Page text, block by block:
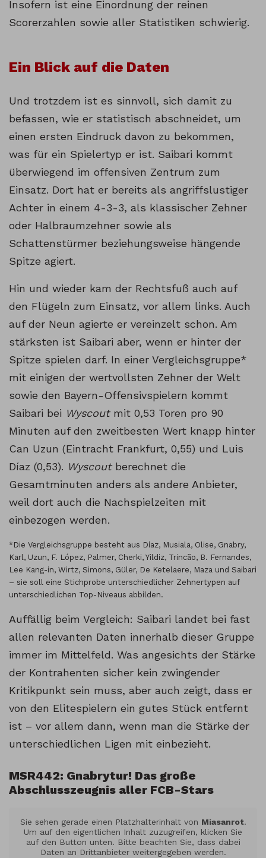
Insofern ist eine Einordnung der reinen
Scorerzahlen sowie aller Statistiken schwierig.
Ein Blick auf die Daten
Und trotzdem ist es sinnvoll, sich damit zu
befassen, wie er statistisch abschneidet, um
einen ersten Eindruck davon zu bekommen,
was für ein Spielertyp er ist. Saibari kommt
überwiegend im offensiven Zentrum zum
Einsatz. Dort hat er bereits als angriffslustiger
Achter in einem 4-3-3, als klassischer Zehner
oder Halbraumzehner sowie als
Schattenstürmer beziehungsweise hängende
Spitze agiert.
Hin und wieder kam der Rechtsfuß auch auf
den Flügeln zum Einsatz, vor allem links. Auch
auf der Neun agierte er vereinzelt schon. Am
stärksten ist Saibari aber, wenn er hinter der
Spitze spielen darf. In einer Vergleichsgruppe*
mit einigen der wertvollsten Zehner der Welt
sowie den Bayern-Offensivspielern kommt
Saibari bei Wyscoutmit 0,53 Toren pro 90
Minuten auf den zweitbesten Wert knapp hinter
Can Uzun (Eintracht Frankfurt, 0,55) und Luis
Díaz (0,53). Wyscoutberechnet die
Gesamtminuten anders als andere Anbieter,
weil dort auch die Nachspielzeiten mit
einbezogen werden.
*Die Vergleichsgruppe besteht aus Díaz, Musiala, Olise, Gnabry,
Karl, Uzun, F. López, Palmer, Cherki, Yildiz, Trincão, B. Fernandes,
Lee Kang-in, Wirtz, Simons, Güler, De Ketelaere, Maza und Saibari
– sie soll eine Stichprobe unterschiedlicher Zehnertypen auf
unterschiedlichen Top-Niveaus abbilden.
Auffällig beim Vergleich: Saibari landet bei fast
allen relevanten Daten innerhalb dieser Gruppe
immer im Mittelfeld. Was angesichts der Stärke
der Kontrahenten sicher kein zwingender
Kritikpunkt sein muss, aber auch zeigt, dass er
von den Elitespielern ein gutes Stück entfernt
ist – vor allem dann, wenn man die Stärke der
unterschiedlichen Ligen mit einbezieht.
MSR442: Gnabrytur! Das große
Abschlusszeugnis aller FCB-Stars
Sie sehen gerade einen Platzhalterinhalt von Miasanrot.
Um auf den eigentlichen Inhalt zuzugreifen, klicken Sie
auf den Button unten. Bitte beachten Sie, dass dabei
Daten an Drittanbieter weitergegeben werden.